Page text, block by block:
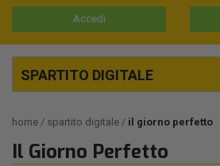
Accedi
SPARTITO DIGITALE
home spartito digitale il giorno perfetto
Il Giorno Perfetto